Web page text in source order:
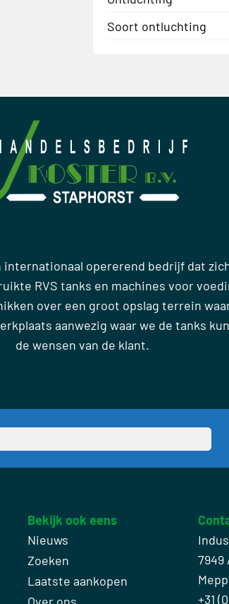
Soort ontluchting
opererend bedrijf dat
RVS tanks en machines voor
over een groot opslag terrein
aanwezig waar we de tanks
de wensen van de klant.
Bekijk ook eens
Nieuws
Zoeken
Laatste aankopen
7949
+31